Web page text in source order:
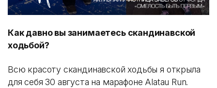
Как давно вы занимаетесь скандинавской
ходьбой?
Всю красоту скандинавской ходьбы я открыла
для себя 30 августа на марафоне Alatau Run.